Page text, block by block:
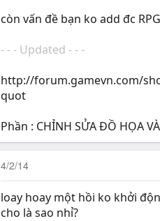
còn vấn đề bạn ko add đc
- - - Updated - - -
http://forum.gamevn.com/
quot
Phần : CHỈNH SỬA ĐỒ HỌA
4/2/14
loay hoay một hồi ko khởi
cho là sao nhỉ?